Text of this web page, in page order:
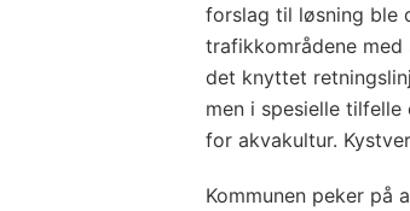
forslag til løsning ble
trafikkområdene
det knyttet
men i spesielle
for akvakultur.
Kommunen peker på